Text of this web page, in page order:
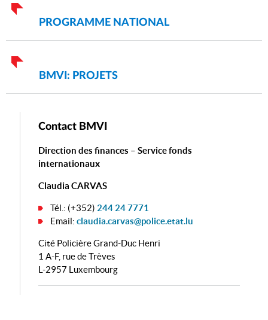
PROGRAMME NATIONAL
BMVI: PROJETS
Contact BMVI
Direction des finances – Service fonds
internationaux
Claudia CARVAS
Tél.: (+352) 244 24 7771
Email: claudia.carvas@police.etat.lu
Cité Policière Grand-Duc Henri
1 A-F, rue de Trèves
L-2957 Luxembourg